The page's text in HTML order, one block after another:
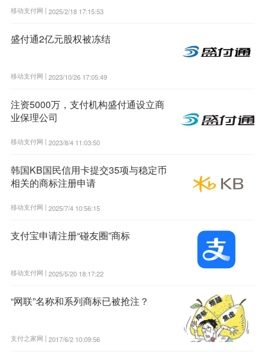
移动支付网 | 2025/2/18 17:15:53
盛付通2亿元股权被冻结
移动支付网 | 2023/10/26 17:05:49
注资5000万，支付机构盛付通设立商
业保理公司
移动支付网 | 2023/8/4 11:03:50
韩国KB国民信用卡提交35项与稳定币
相关的商标注册申请
移动支付网 | 2025/7/4 10:56:15
支付宝申请注册“碰友圈”商标
移动支付网 | 2025/5/20 18:17:22
“网联”名称和系列商标已被抢注？
支付之家网 | 2017/6/2 10:09:56